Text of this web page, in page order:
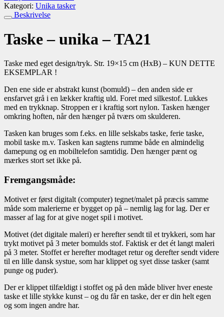
Kategori: Unika tasker
Beskrivelse
Taske – unika – TA21
Taske med eget design/tryk. Str. 19×15 cm (HxB) – KUN DETTE
EKSEMPLAR !
Den ene side er abstrakt kunst (bomuld) – den anden side er
ensfarvet grå i en lækker kraftig uld. Foret med silkestof. Lukkes
med en trykknap. Stroppen er i kraftig sort nylon. Tasken hænger
omkring hoften, når den hænger på tværs om skulderen.
Tasken kan bruges som f.eks. en lille selskabs taske, ferie taske,
mobil taske m.v. Tasken kan sagtens rumme både en almindelig
damepung og en mobiltelefon samtidig. Den hænger pænt og
mærkes stort set ikke på.
Fremgangsmåde:
Motivet er først digitalt (computer) tegnet/malet på præcis samme
måde som malerierne er bygget op på – nemlig lag for lag. Der er
masser af lag for at give noget spil i motivet.
Motivet (det digitale maleri) er herefter sendt til et trykkeri, som har
trykt motivet på 3 meter bomulds stof. Faktisk er det ét langt maleri
på 3 meter. Stoffet er herefter modtaget retur og derefter sendt videre
til en lille dansk systue, som har klippet og syet disse tasker (samt
punge og puder).
Der er klippet tilfældigt i stoffet og på den måde bliver hver eneste
taske et lille stykke kunst – og du får en taske, der er din helt egen
og som ingen andre har.